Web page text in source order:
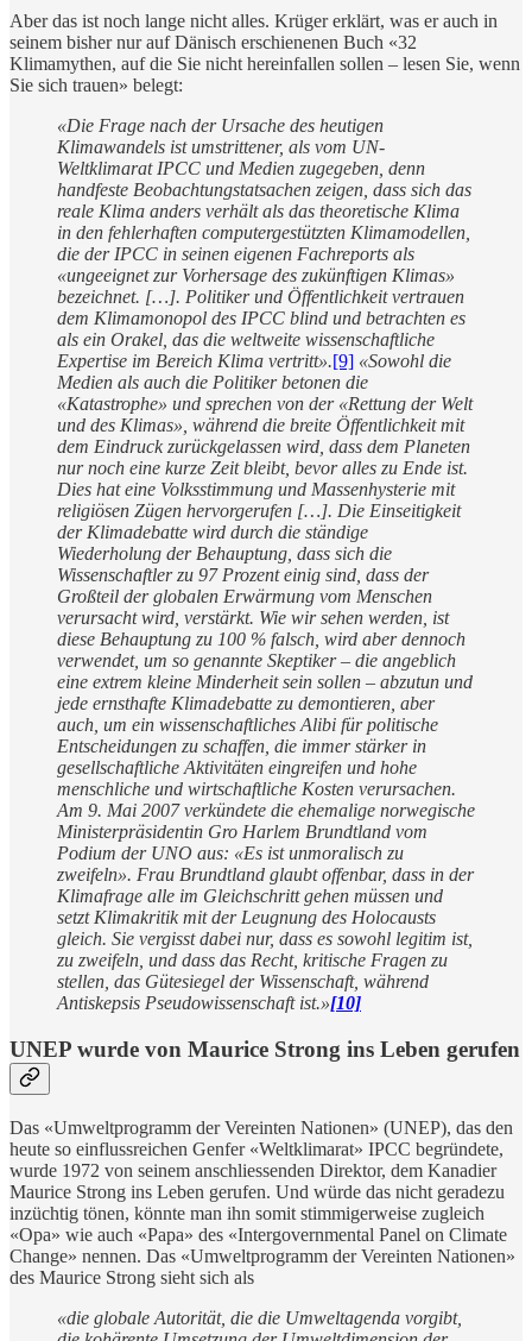
Aber das ist noch lange nicht alles. Krüger erklärt, was er auch in
seinem bisher nur auf Dänisch erschienenen Buch «32
Klimamythen, auf die Sie nicht hereinfallen sollen – lesen Sie, wenn
Sie sich trauen» belegt:
«Die Frage nach der Ursache des heutigen
Klimawandels ist umstrittener, als vom UN-
Weltklimarat IPCC und Medien zugegeben, denn
handfeste Beobachtungstatsachen zeigen, dass sich das
reale Klima anders verhält als das theoretische Klima
in den fehlerhaften computergestützten Klimamodellen,
die der IPCC in seinen eigenen Fachreports als
«ungeeignet zur Vorhersage des zukünftigen Klimas»
bezeichnet. […]. Politiker und Öffentlichkeit vertrauen
dem Klimamonopol des IPCC blind und betrachten es
als ein Orakel, das die weltweite wissenschaftliche
Expertise im Bereich Klima vertritt».[9] «Sowohl die
Medien als auch die Politiker betonen die
«Katastrophe» und sprechen von der «Rettung der Welt
und des Klimas», während die breite Öffentlichkeit mit
dem Eindruck zurückgelassen wird, dass dem Planeten
nur noch eine kurze Zeit bleibt, bevor alles zu Ende ist.
Dies hat eine Volksstimmung und Massenhysterie mit
religiösen Zügen hervorgerufen […]. Die Einseitigkeit
der Klimadebatte wird durch die ständige
Wiederholung der Behauptung, dass sich die
Wissenschaftler zu 97 Prozent einig sind, dass der
Großteil der globalen Erwärmung vom Menschen
verursacht wird, verstärkt. Wie wir sehen werden, ist
diese Behauptung zu 100 % falsch, wird aber dennoch
verwendet, um so genannte Skeptiker – die angeblich
eine extrem kleine Minderheit sein sollen – abzutun und
jede ernsthafte Klimadebatte zu demontieren, aber
auch, um ein wissenschaftliches Alibi für politische
Entscheidungen zu schaffen, die immer stärker in
gesellschaftliche Aktivitäten eingreifen und hohe
menschliche und wirtschaftliche Kosten verursachen.
Am 9. Mai 2007 verkündete die ehemalige norwegische
Ministerpräsidentin Gro Harlem Brundtland vom
Podium der UNO aus: «Es ist unmoralisch zu
zweifeln». Frau Brundtland glaubt offenbar, dass in der
Klimafrage alle im Gleichschritt gehen müssen und
setzt Klimakritik mit der Leugnung des Holocausts
gleich. Sie vergisst dabei nur, dass es sowohl legitim ist,
zu zweifeln, und dass das Recht, kritische Fragen zu
stellen, das Gütesiegel der Wissenschaft, während
Antiskepsis Pseudowissenschaft ist.»[10]
UNEP wurde von Maurice Strong ins Leben gerufen
Das «Umweltprogramm der Vereinten Nationen» (UNEP), das den
heute so einflussreichen Genfer «Weltklimarat» IPCC begründete,
wurde 1972 von seinem anschliessenden Direktor, dem Kanadier
Maurice Strong ins Leben gerufen. Und würde das nicht geradezu
inzüchtig tönen, könnte man ihn somit stimmigerweise zugleich
«Opa» wie auch «Papa» des «Intergovernmental Panel on Climate
Change» nennen. Das «Umweltprogramm der Vereinten Nationen»
des Maurice Strong sieht sich als
«die globale Autorität, die die Umweltagenda vorgibt,